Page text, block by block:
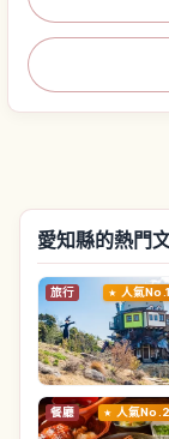
愛知縣的熱門
旅行 人氣No.1
餐廳 人氣No.2